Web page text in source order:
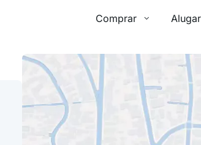
Comprar Alugar